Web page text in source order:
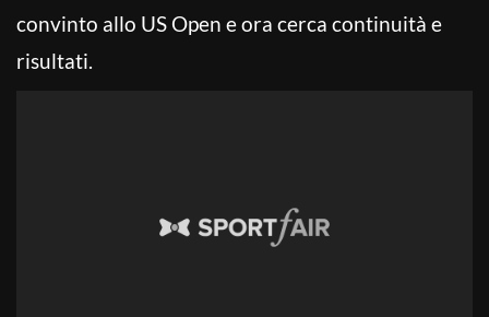
convinto allo US Open e ora cerca continuità e
risultati.